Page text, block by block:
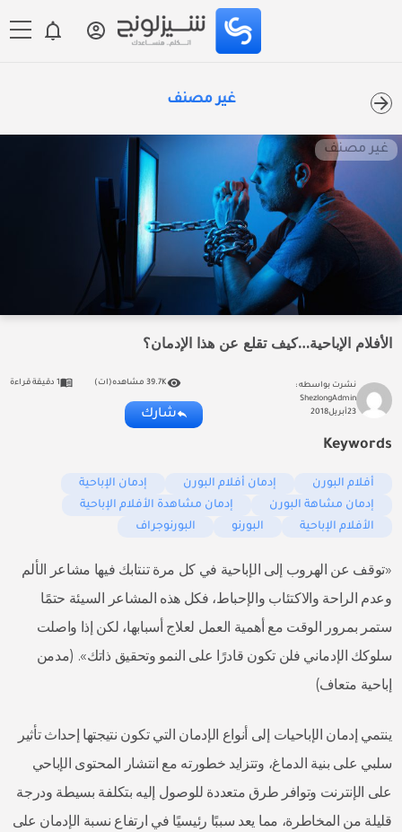
غير مصنف
غير مصنف
الأفلام الإباحية…كيف تقلع عن هذا الإدمان؟
نشرت بواسطه :
ShezlongAdmin
23أبريل2018
39.7K مشاهده(ات) 1 دقيقة قراءة
شارك
Keywords
أفلام البورن إدمان أفلام البورن
إدمان الإباحية
إدمان مشاهة البورن
إدمان مشاهدة الأفلام الإباحية
الأفلام الإباحية
البورنو البورنوجراف
«توقف عن الهروب إلى الإباحية في كل مرة تنتابك فيها مشاعر الألم
وعدم الراحة والاكتئاب والإحباط، فكل هذه المشاعر السيئة حتمًا
ستمر بمرور الوقت مع أهمية العمل لعلاج أسبابها، لكن إذا واصلت
سلوكك الإدماني فلن تكون قادرًا على النمو وتحقيق ذاتك». (مدمن
إباحية متعاف)
ينتمي إدمان الإباحيات إلى أنواع الإدمان التي تكون نتيجتها إحداث تأثير
سلبي على بنية الدماغ، وتتزايد خطورته مع انتشار المحتوى الإباحي
على الإنترنت وتوافر طرق متعددة للوصول إليه بتكلفة بسيطة ودرجة
قليلة من المخاطرة، مما يعد سببًا رئيسيًا في ارتفاع نسبة الإدمان على